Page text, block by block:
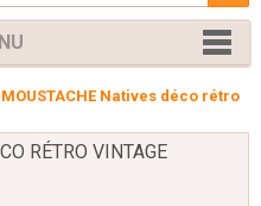
MOUSTACHE Natives déco rétro
RÉTRO VINTAGE